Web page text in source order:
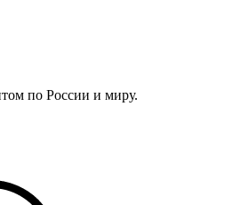
по России и миру.